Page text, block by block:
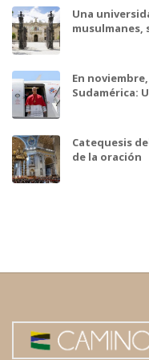
Una
musulmanes,
En
Sudamérica:
Catequesis
de la oración